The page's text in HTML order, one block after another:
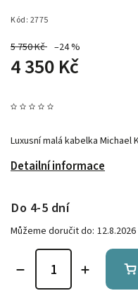
Kód: 2775
5 750 Kč –24 %
4 350 Kč
Luxusní malá kabelka Michael
Detailní informace
Do 4-5 dní
Můžeme doručit do: 12.8.2026